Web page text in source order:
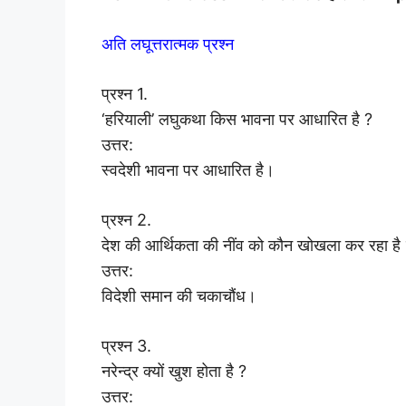
अति लघूत्तरात्मक प्रश्न
प्रश्न 1.
‘हरियाली’ लघुकथा किस भावना पर आधारित है ?
उत्तर:
स्वदेशी भावना पर आधारित है।
प्रश्न 2.
देश की आर्थिकता की नींव को कौन खोखला कर रहा है
उत्तर:
विदेशी समान की चकाचौंध।
प्रश्न 3.
नरेन्द्र क्यों खुश होता है ?
उत्तर: